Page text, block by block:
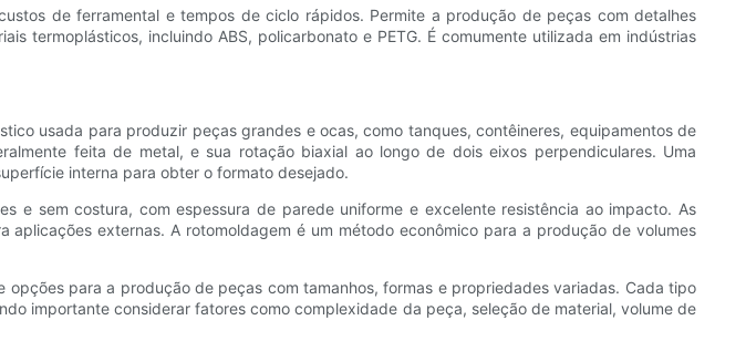
de ferramental e tempos de ciclo rápidos. Permite a produção de peças com detalhes
termoplásticos, incluindo ABS, policarbonato e PETG. É comumente utilizada em indústrias
usada para produzir peças grandes e ocas, como tanques, contêineres, equipamentos de
feita de metal, e sua rotação biaxial ao longo de dois eixos perpendiculares. Uma
interna para obter o formato desejado.
e sem costura, com espessura de parede uniforme e excelente resistência ao impacto. As
externas. A rotomoldagem é um método econômico para a produção de volumes
para a produção de peças com tamanhos, formas e propriedades variadas. Cada tipo
importante considerar fatores como complexidade da peça, seleção de material, volume de